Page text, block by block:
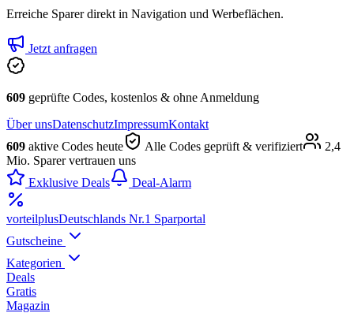
Erreiche Sparer direkt in Navigation und Werbeflächen.
Jetzt anfragen
609 geprüfte Codes, kostenlos & ohne Anmeldung
Über unsDatenschutzImpressumKontakt
609 aktive Codes heute Alle Codes geprüft & verifiziert
2,4
Mio. Sparer vertrauen uns
Exklusive Deals
Deal-Alarm
vorteilplusDeutschlands Nr.1 Sparportal
Gutscheine
Kategorien
Deals
Gratis
Magazin